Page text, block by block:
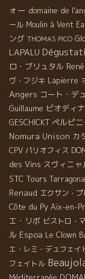
ォー domaine de
ール Moulin à Vent
ング THOMAS PICO
LAPALU
ロ・ブリュタル
ヴ・フジキ Lapierre
Angers コート・デ
Guillaume ビオディ
GESCHICKT ペルピニ
Nomura Unison カ
CPV パリオフィス
des Vins スヴィニャ
STC Tours Tarragona
Renaud エクサン・
Côte du Py Aix-en-
エ・リボ ビストロ・
ル Espoa Le Clown
エ・レミ・デュフェイ
フェイトル